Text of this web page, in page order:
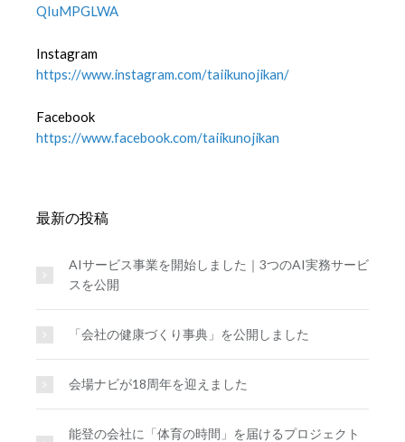
QIuMPGLWA
Instagram
https://www.instagram.com/taiikunojikan/
Facebook
https://www.facebook.com/taiikunojikan
最新の投稿
AIサービス事業を開始しました｜3つのAI実務サービ
スを公開
「会社の健康づくり事典」を公開しました
会場ナビが18周年を迎えました
能登の会社に「体育の時間」を届けるプロジェクト